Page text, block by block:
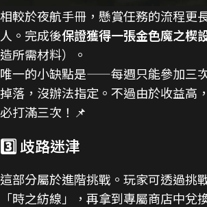
相較於夜航手冊，懸賞任務的流程更
人。完成後保證獲得一張金色魔之楔
造所需材料）。
唯一的小缺點是——每週只能參加三
掉落，沒辦法指定。不過由於收益高
必打滿三次！📌
3️⃣ 歧路迷津
這部分屬於進階挑戰。玩家可透過挑
「時之紡線」，再拿到專屬商店中兌